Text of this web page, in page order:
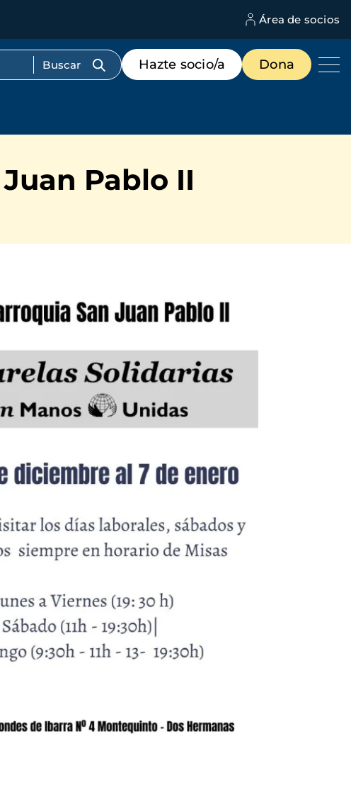
Área de socios
Menú
de
destacados
Hazte socio/a Dona
Pablo II